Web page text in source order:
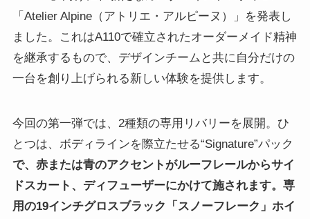
「Atelier Alpine（アトリエ・アルピーヌ）」を発表し
ました。これはA110で確立されたオーダーメイド精神
を継承するもので、デザインチームと共に自分だけの
一台を創り上げられる新しい体験を提供します。
今回の第一弾では、2種類の専用リバリーを展開。ひ
とつは、ボディラインを際立たせる“Signature”パック
で、赤または青のアクセントがルーフレールからサイ
ドスカート、ディフューザーにかけて施されます。専
用の19インチグロスブラック「スノーフレーク」ホイ